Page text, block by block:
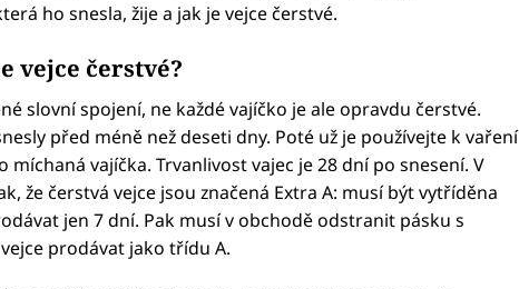
ho snesla, žije a jak je vejce čerstvé.
vejce čerstvé?
slovní spojení, ne každé vajíčko je ale opravdu čerstvé.
před méně než deseti dny. Poté už je používejte k vaření
míchaná vajíčka. Trvanlivost vajec je 28 dní po snesení. V
že čerstvá vejce jsou značená Extra A: musí být vytříděna
jen 7 dní. Pak musí v obchodě odstranit pásku s
prodávat jako třídu A.